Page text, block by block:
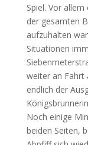
Spiel. Vor
der gesamten
aufzuhalten
Situationen
weiter an Fahrt
endlich der
Noch einige
beiden Seiten,